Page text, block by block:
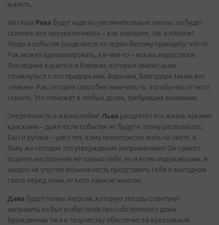
жалеть.
На глаза Рака будут надеты увеличительные линзы: он будет
склонен все преувеличивать – как хорошее, так и плохое!
Люди и события разделятся по черно-белому принципу: что-то
Рак может идеализировать, а в чем-то – искать недостатки.
Последнее касается и близких, которые имеют шанс
столкнуться с его придирками. Впрочем, благодаря таким вот
«очкам» Рак сегодня способен замечать то, что обычно от него
скрыто. Это поможет в любых делах, требующих внимания.
Энергичность и жизнелюбие Льва расцветят его жизнь яркими
красками – даже если события не будут к этому располагать.
Быт и рутина – удел тех, кому неинтересно жить на свете, к
Льву же сегодня это утверждение неприменимо! Он сумеет
поднять настроение не только себе, но и всем окружающим. А
заодно не упустит возможность представить себя в выгодном
свете перед теми, от кого зависит многое.
Дева будет полна энергии, которую звезды советуют
направить на быт и обустройство собственного дома.
Врожденная тяга к творчеству обеспечит ей креативный